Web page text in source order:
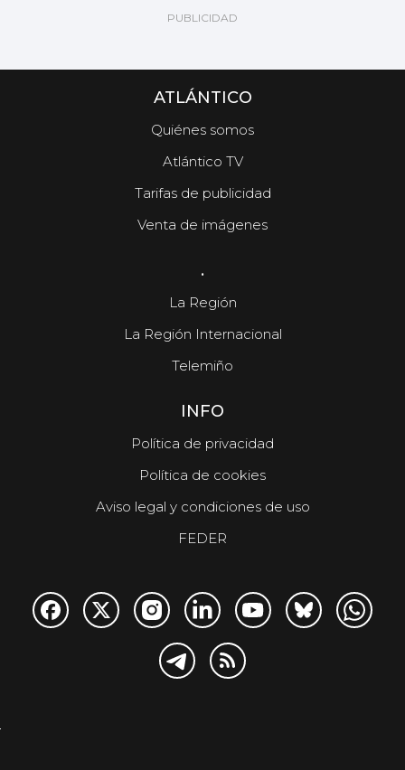
ATLÁNTICO
Quiénes somos
Atlántico TV
Tarifas de publicidad
Venta de imágenes
.
La Región
La Región Internacional
Telemiño
INFO
Política de privacidad
Política de cookies
Aviso legal y condiciones de uso
FEDER